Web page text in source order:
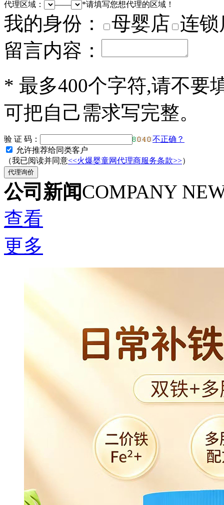
代理区域：
—— *请填写您想代理的区域！
我的身份： 母婴店 连锁
留言内容：
* 最多400个字符,请不要
可把自己需求写完整。
验 证 码：
不正确？
允许推荐给同类客户
（我已阅读并同意<<火爆婴童网代理商服务条款>>）
公司新闻COMPANY
查看
更多